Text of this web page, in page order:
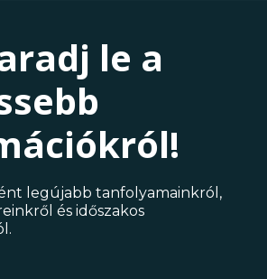
le a
legújabb tanfolyamainkról,
és időszakos